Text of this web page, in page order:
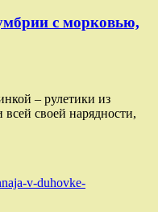
с морковью,
– рулетики из
своей нарядности,